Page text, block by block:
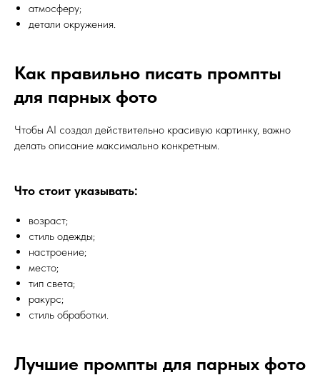
атмосферу;
детали окружения.
Как правильно писать промпты
для парных фото
Чтобы AI создал действительно красивую картинку, важно
делать описание максимально конкретным.
Что стоит указывать:
возраст;
стиль одежды;
настроение;
место;
тип света;
ракурс;
стиль обработки.
Лучшие промпты для парных фото